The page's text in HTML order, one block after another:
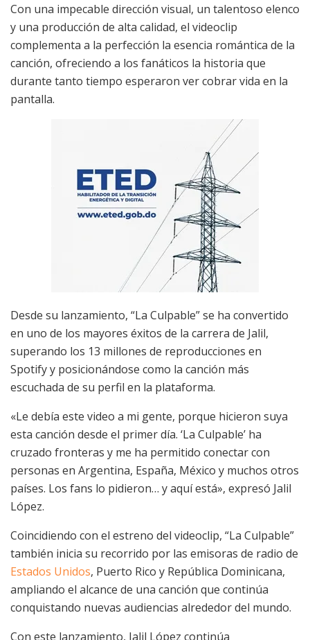
Con una impecable dirección visual, un talentoso elenco
y una producción de alta calidad, el videoclip
complementa a la perfección la esencia romántica de la
canción, ofreciendo a los fanáticos la historia que
durante tanto tiempo esperaron ver cobrar vida en la
pantalla.
Desde su lanzamiento, “La Culpable” se ha convertido
en uno de los mayores éxitos de la carrera de Jalil,
superando los 13 millones de reproducciones en
Spotify y posicionándose como la canción más
escuchada de su perfil en la plataforma.
«Le debía este video a mi gente, porque hicieron suya
esta canción desde el primer día. ‘La Culpable’ ha
cruzado fronteras y me ha permitido conectar con
personas en Argentina, España, México y muchos otros
países. Los fans lo pidieron… y aquí está», expresó Jalil
López.
Coincidiendo con el estreno del videoclip, “La Culpable”
también inicia su recorrido por las emisoras de radio de
Estados Unidos, Puerto Rico y República Dominicana,
ampliando el alcance de una canción que continúa
conquistando nuevas audiencias alrededor del mundo.
Con este lanzamiento, Jalil López continúa